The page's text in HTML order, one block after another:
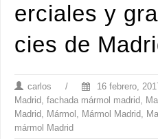
erciales y
cies de
carlos / 16 febrero,
Madrid fachada mármol madrid
Madrid
Mármol Mármol Madrid
mármol Madrid